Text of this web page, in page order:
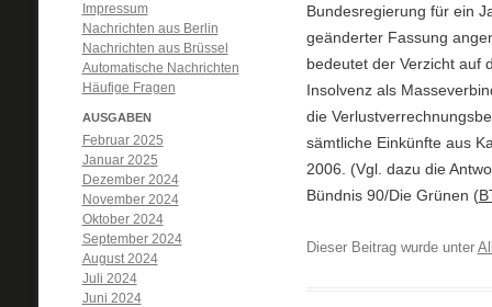
Bundesregierung für ein
geänderter Fassung
bedeutet der Verzicht auf
Insolvenz als
die
sämtliche Einkünfte aus
2006. (Vgl. dazu die
Bündnis 90/Die Grünen (
Dieser Beitrag wurde unter
Impressum
Nachrichten aus Berlin
Nachrichten aus Brüssel
Automatische Nachrichten
Häufige Fragen
AUSGABEN
Februar 2025
Januar 2025
Dezember 2024
November 2024
Oktober 2024
September 2024
August 2024
Juli 2024
Juni 2024